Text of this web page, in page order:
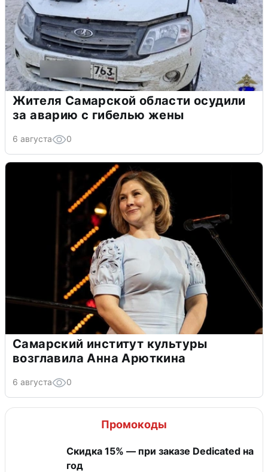
Жителя Самарской области осудили
за аварию с гибелью жены
6 августа 0
Самарский институт культуры
возглавила Анна Арюткина
6 августа 0
Промокоды
Скидка 15% — при заказе Dedicated на
год